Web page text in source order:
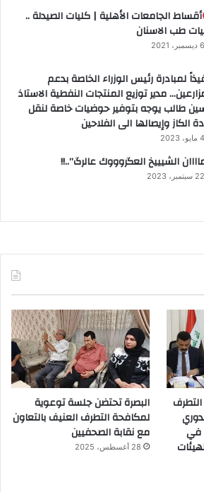
أقساط الجامعات الأهلية | كليات الصيدلة ..
طب الاسنان
6 ديسمبر، 2021
لمبادرة رئيس الوزراء الخاصة بدعم
مدير توزيع المنتجات النفطية الاستاذ
طالب يوجه بتوفير حوضيات خاصة لنقل
الكاز وإيصالها الى الفلاحين
4 مايو، 2023
الشيييخ العگروووك عالرگ”..!!
22 سبتمبر، 2023
في
البصرة تحتضن جلسة توعوية
لمكافحة التطرف العنيف بالتعاون
مع نقابة الصحفيين
28 أغسطس، 2025